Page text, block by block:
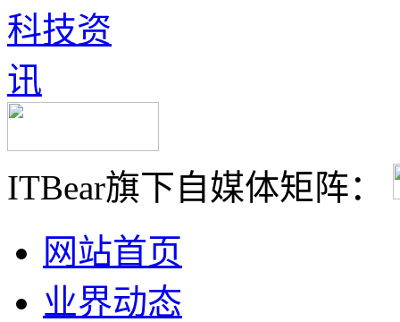
ITBear旗下自媒体矩阵：
网站首页
业界动态